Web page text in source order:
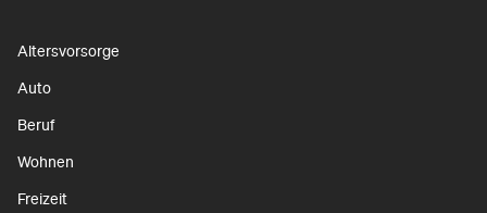
Altersvorsorge
Auto
Beruf
Wohnen
Freizeit